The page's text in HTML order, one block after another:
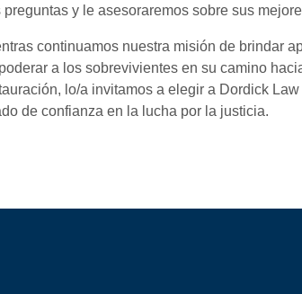
preguntas y le asesoraremos sobre sus
continuamos nuestra misión de brindar
a los sobrevivientes en su camino
lo/a invitamos a elegir a Dordick
de confianza en la lucha por la justicia.